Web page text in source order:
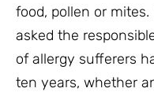
food, pollen or mites.
asked the
of allergy sufferers
ten years, whether